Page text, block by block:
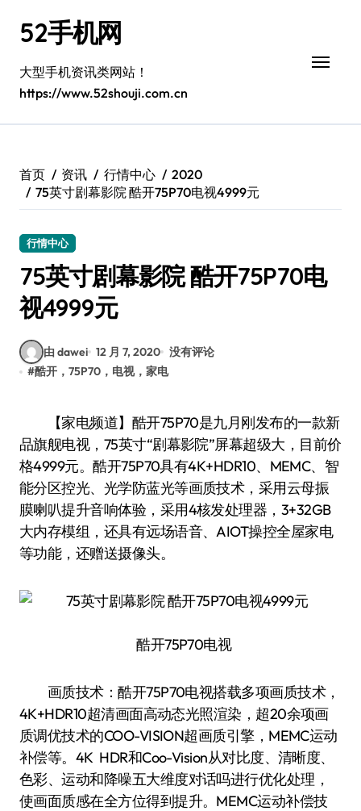
52手机网
大型手机资讯类网站！
https://www.52shouji.com.cn
首页 资讯 行情中心
2020
75英寸剧幕影院 酷开75P70电视4999元
行情中心
75英寸剧幕影院 酷开75P70电
视4999元
由 dawei 12 月 7, 2020 没有评论
#酷开，75P70，电视，家电
【家电频道】酷开75P70是九月刚发布的一款新
品旗舰电视，75英寸“剧幕影院”屏幕超级大，目前价
格4999元。酷开75P70具有4K+HDR10、MEMC、智
能分区控光、光学防蓝光等画质技术，采用云母振
膜喇叭提升音响体验，采用4核发处理器，3+32GB
大内存模组，还具有远场语音、AIOT操控全屋家电
等功能，还赠送摄像头。
酷开75P70电视
画质技术：酷开75P70电视搭载多项画质技术，
4K+HDR10超清画面高动态光照渲染，超20余项画
质调优技术的COO-VISION超画质引擎，MEMC运动
补偿等。4K HDR和Coo-Vision从对比度、清晰度、
色彩、运动和降噪五大维度对话吗进行优化处理，
使画面质感在全方位得到提升。MEMC运动补偿技